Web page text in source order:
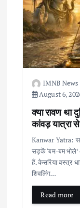
IMNB News
August 6,
क्या रावण था
कांवड़ यात्रा
Kanwar Yatra:
सड़कें ‘बम-बम भोले’
हैं. केसरिया वस्त्र
शिवलिंग…
Read more